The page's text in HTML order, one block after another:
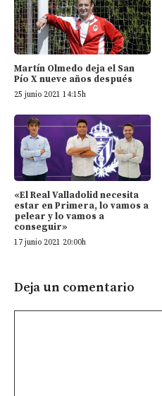
Martín Olmedo deja el San
Pío X nueve años después
25 junio 2021 14:15h
«El Real Valladolid necesita
estar en Primera, lo vamos a
pelear y lo vamos a
conseguir»
17 junio 2021 20:00h
Deja un comentario